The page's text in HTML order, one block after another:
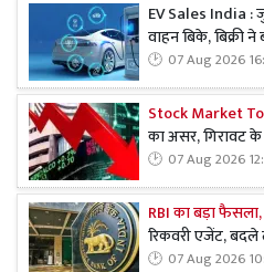
EV Sales India :
वाहन बिके, बिक्री ने
07 Aug 2026
Stock Market
का असर, गिरावट
07 Aug 2026
RBI का बड़ा फैसला,
रिकवरी एजेंट,
07 Aug 2026